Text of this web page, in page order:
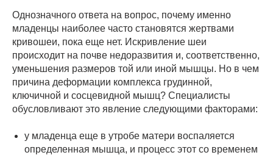
Однозначного ответа на вопрос, почему именно
младенцы наиболее часто становятся жертвами
кривошеи, пока еще нет. Искривление шеи
происходит на почве недоразвития и, соответственно,
уменьшения размеров той или иной мышцы. Но в чем
причина деформации комплекса грудинной,
ключичной и сосцевидной мышц? Специалисты
обусловливают это явление следующими факторами:
у младенца еще в утробе матери воспаляется
определенная мышца, и процесс этот со временем